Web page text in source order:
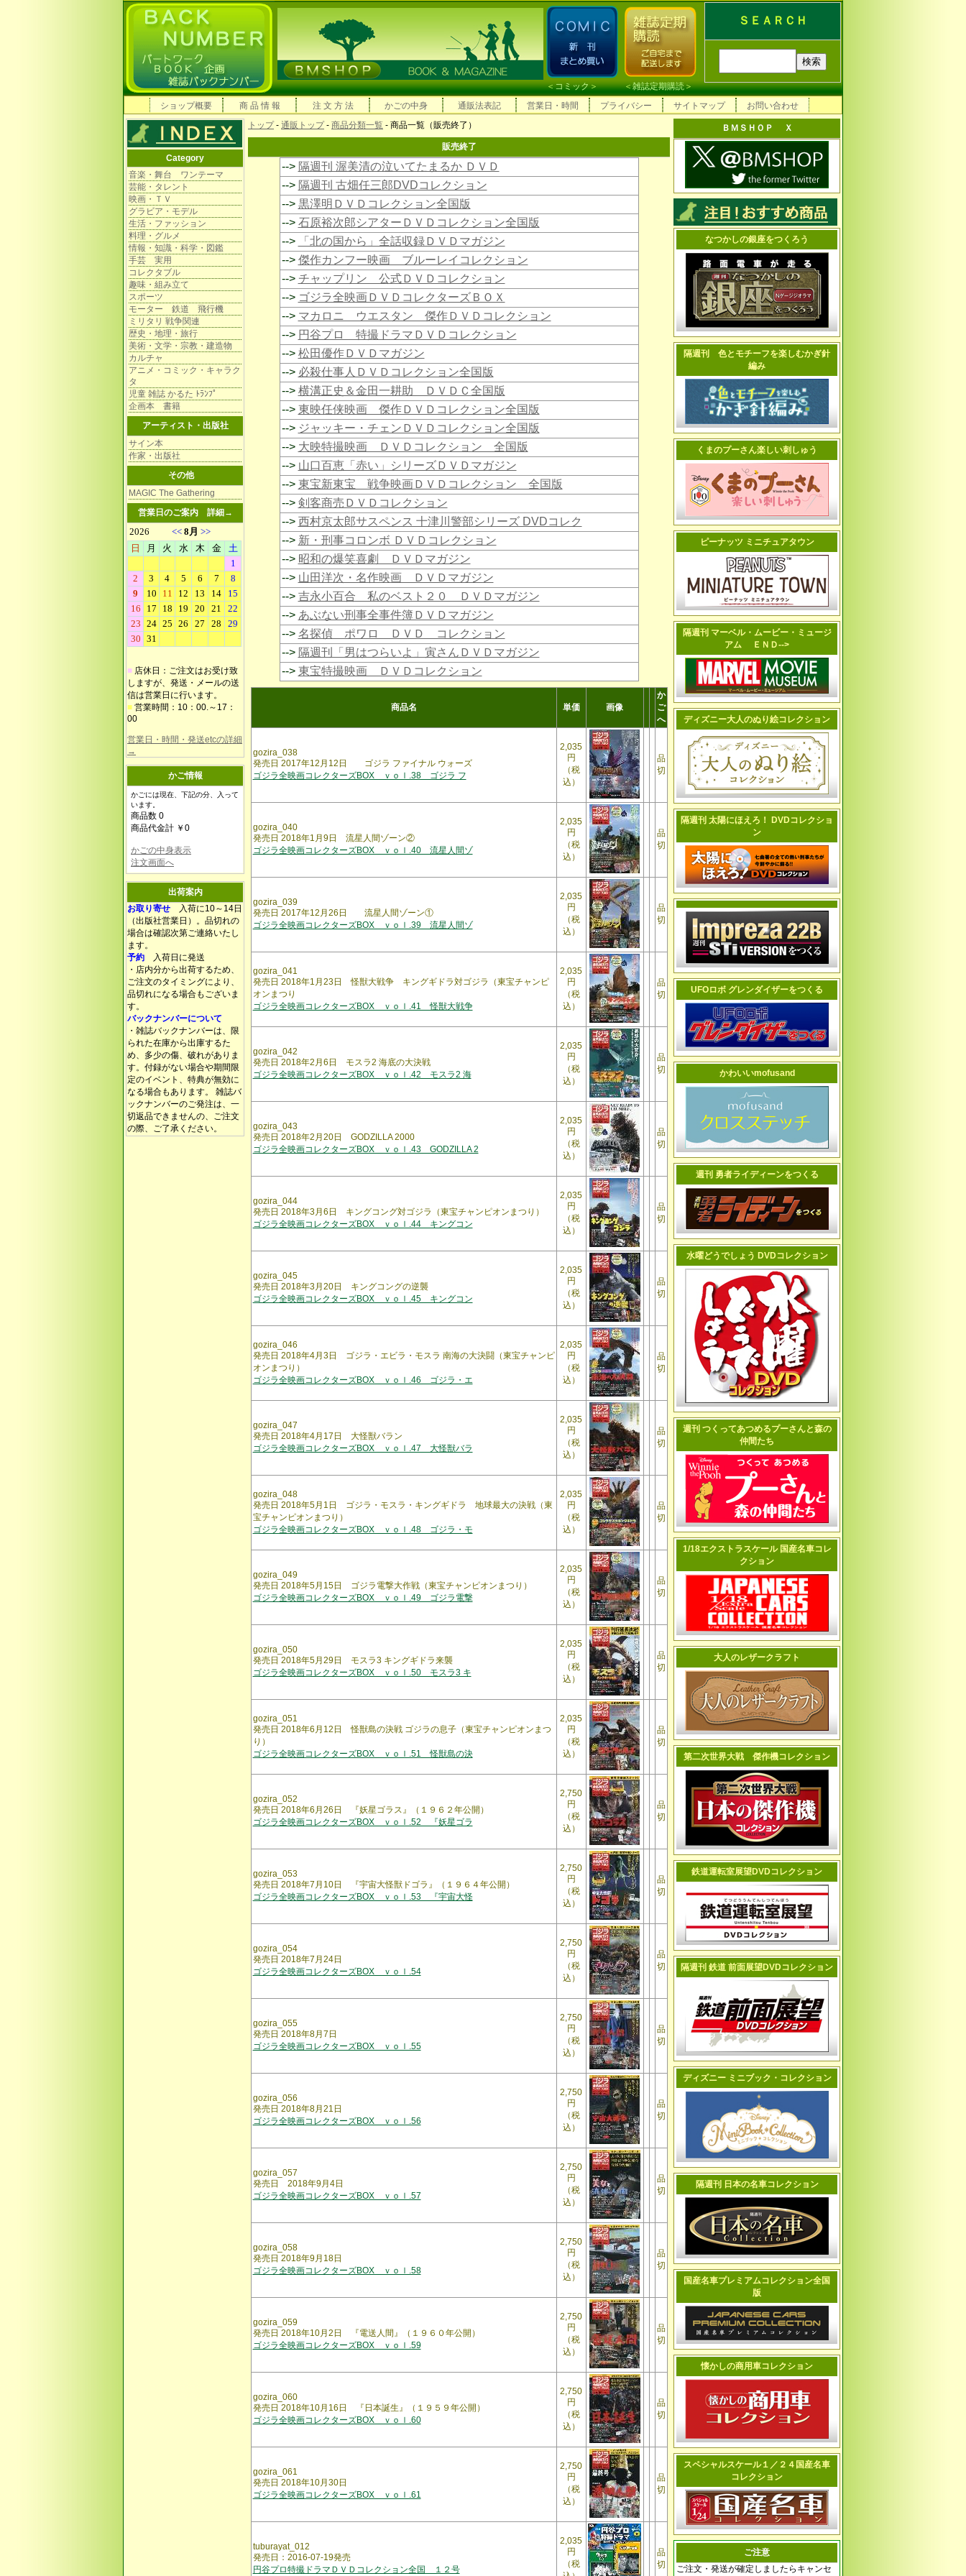
ＳＥＡＲＣＨ
＜コミック＞ ＜雑誌定期購読＞
ショップ概要
商 品 情 報 注 文 方 法 かごの中身 通販法表記 営業日・時間 プライバシー サイトマップ お問い合わせ
Category
音楽・舞台 ワンテーマ
芸能・タレント
映画・ＴＶ
グラビア・モデル
生活・ファッション
料理・グルメ
情報・知識・科学・図鑑
手芸 実用
コレクタブル
趣味・組み立て
スポーツ
モーター 鉄道 飛行機
ミリタリ 戦争関連
歴史・地理・旅行
美術・文学・宗教・建造物
カルチャ
アニメ・コミック・キャラク
タ
児童 雑誌 かるた ﾄﾗﾝﾌﾟ
企画本 書籍
アーティスト・出版社
サイン本
作家・出版社
その他
MAGIC The Gathering
営業日のご案内 詳細→
■ 店休日：ご注文はお受け致
しますが、発送・メールの送
信は営業日に行います。
■ 営業時間：10：00.～17：
00
営業日・時間・発送etcの詳細
→
かご情報
かごには現在、下記の分、入って
います。
商品数 0
商品代金計 ￥0
かごの中身表示
注文画面へ
出荷案内
お取り寄せ 入荷に10～14日
（出版社営業日）。品切れの
場合は確認次第ご連絡いたし
ます。
予約 入荷日に発送
・店内分から出荷するため、
ご注文のタイミングにより、
品切れになる場合もございま
す。
バックナンバーについて
・雑誌バックナンバーは、限
られた在庫から出庫するた
め、多少の傷、破れがありま
す。付録がない場合や期間限
定のイベント、特典が無効に
なる場合もあります。 雑誌バ
ックナンバーのご発注は、一
切返品できませんの、ご注文
の際、ご了承ください。
トップ- 通販トップ- 商品分類一覧 - 商品一覧（販売終了）
販売終了
--> 隔週刊 渥美清の泣いてたまるか ＤＶＤ
--> 隔週刊 古畑任三郎DVDコレクション
--> 黒澤明ＤＶＤコレクション全国版
--> 石原裕次郎シアターＤＶＤコレクション全国版
-->
「北の国から」全話収録ＤＶＤマガジン
--> 傑作カンフー映画 ブルーレイコレクション
--> チャップリン 公式ＤＶＤコレクション
--> ゴジラ全映画ＤＶＤコレクターズＢＯＸ
--> マカロニ ウエスタン 傑作ＤＶＤコレクション
--> 円谷プロ 特撮ドラマＤＶＤコレクション
--> 松田優作ＤＶＤマガジン
--> 必殺仕事人ＤＶＤコレクション全国版
--> 横溝正史＆金田一耕助 ＤＶＤＣ全国版
--> 東映任侠映画 傑作ＤＶＤコレクション全国版
--> ジャッキー・チェンＤＶＤコレクション全国版
--> 大映特撮映画 ＤＶＤコレクション 全国版
--> 山口百恵「赤い」シリーズＤＶＤマガジン
--> 東宝新東宝 戦争映画ＤＶＤコレクション 全国版
--> 剣客商売ＤＶＤコレクション
--> 西村京太郎サスペンス 十津川警部シリーズ DVDコレク
--> 新・刑事コロンボ ＤＶＤコレクション
--> 昭和の爆笑喜劇 ＤＶＤマガジン
--> 山田洋次・名作映画 ＤＶＤマガジン
--> 吉永小百合 私のベスト２０ ＤＶＤマガジン
--> あぶない刑事全事件簿ＤＶＤマガジン
--> 名探偵 ポワロ ＤＶＤ コレクション
--> 隔週刊「男はつらいよ」寅さんＤＶＤマガジン
--> 東宝特撮映画 ＤＶＤコレクション
商品名 単価 画像
か
ご
へ
gozira_038
発売日 2017年12月12日 ゴジラ ファイナル ウォーズ
ゴジラ全映画コレクターズBOX ｖｏｌ.38 ゴジラ フ
2,035
円
（税
込）
品
切
gozira_040
発売日 2018年1月9日 流星人間ゾーン②
ゴジラ全映画コレクターズBOX ｖｏｌ.40 流星人間ゾ
2,035
円
（税
込）
品
切
gozira_039
発売日 2017年12月26日 流星人間ゾーン①
ゴジラ全映画コレクターズBOX ｖｏｌ.39 流星人間ゾ
2,035
円
（税
込）
品
切
gozira_041
発売日 2018年1月23日 怪獣大戦争 キングギドラ対ゴジラ（東宝チャンピ
オンまつり
ゴジラ全映画コレクターズBOX ｖｏｌ.41 怪獣大戦争
2,035
円
（税
込）
品
切
gozira_042
発売日 2018年2月6日 モスラ2 海底の大決戦
ゴジラ全映画コレクターズBOX ｖｏｌ.42 モスラ2 海
2,035
円
（税
込）
品
切
gozira_043
発売日 2018年2月20日 GODZILLA 2000
ゴジラ全映画コレクターズBOX ｖｏｌ.43 GODZILLA 2
2,035
円
（税
込）
品
切
gozira_044
発売日 2018年3月6日 キングコング対ゴジラ（東宝チャンピオンまつり）
ゴジラ全映画コレクターズBOX ｖｏｌ.44 キングコン
2,035
円
（税
込）
品
切
gozira_045
発売日 2018年3月20日 キングコングの逆襲
ゴジラ全映画コレクターズBOX ｖｏｌ.45 キングコン
2,035
円
（税
込）
品
切
gozira_046
発売日 2018年4月3日 ゴジラ・エビラ・モスラ 南海の大決闘（東宝チャンピ
オンまつり）
ゴジラ全映画コレクターズBOX ｖｏｌ.46 ゴジラ・エ
2,035
円
（税
込）
品
切
gozira_047
発売日 2018年4月17日 大怪獣バラン
ゴジラ全映画コレクターズBOX ｖｏｌ.47 大怪獣バラ
2,035
円
（税
込）
品
切
gozira_048
発売日 2018年5月1日 ゴジラ・モスラ・キングギドラ 地球最大の決戦（東
宝チャンピオンまつり）
ゴジラ全映画コレクターズBOX ｖｏｌ.48 ゴジラ・モ
2,035
円
（税
込）
品
切
gozira_049
発売日 2018年5月15日 ゴジラ電撃大作戦（東宝チャンピオンまつり）
ゴジラ全映画コレクターズBOX ｖｏｌ.49 ゴジラ電撃
2,035
円
（税
込）
品
切
gozira_050
発売日 2018年5月29日 モスラ3 キングギドラ来襲
ゴジラ全映画コレクターズBOX ｖｏｌ.50 モスラ3 キ
2,035
円
（税
込）
品
切
gozira_051
発売日 2018年6月12日 怪獣島の決戦 ゴジラの息子（東宝チャンピオンまつ
り）
ゴジラ全映画コレクターズBOX ｖｏｌ.51 怪獣島の決
2,035
円
（税
込）
品
切
gozira_052
発売日 2018年6月26日 『妖星ゴラス』（１９６２年公開）
ゴジラ全映画コレクターズBOX ｖｏｌ.52 『妖星ゴラ
2,750
円
（税
込）
品
切
gozira_053
発売日 2018年7月10日 『宇宙大怪獣ドゴラ』（１９６４年公開）
ゴジラ全映画コレクターズBOX ｖｏｌ.53 『宇宙大怪
2,750
円
（税
込）
品
切
gozira_054
発売日 2018年7月24日
ゴジラ全映画コレクターズBOX ｖｏｌ.54
2,750
円
（税
込）
品
切
gozira_055
発売日 2018年8月7日
ゴジラ全映画コレクターズBOX ｖｏｌ.55
2,750
円
（税
込）
品
切
gozira_056
発売日 2018年8月21日
ゴジラ全映画コレクターズBOX ｖｏｌ.56
2,750
円
（税
込）
品
切
gozira_057
発売日 2018年9月4日
ゴジラ全映画コレクターズBOX ｖｏｌ.57
2,750
円
（税
込）
品
切
gozira_058
発売日 2018年9月18日
ゴジラ全映画コレクターズBOX ｖｏｌ.58
2,750
円
（税
込）
品
切
gozira_059
発売日 2018年10月2日 『電送人間』（１９６０年公開）
ゴジラ全映画コレクターズBOX ｖｏｌ.59
2,750
円
（税
込）
品
切
gozira_060
発売日 2018年10月16日 『日本誕生』（１９５９年公開）
ゴジラ全映画コレクターズBOX ｖｏｌ.60
2,750
円
（税
込）
品
切
gozira_061
発売日 2018年10月30日
ゴジラ全映画コレクターズBOX ｖｏｌ.61
2,750
円
（税
込）
品
切
tuburayat_012
発売日：2016-07-19発売
円谷プロ特撮ドラマＤＶＤコレクション全国 １２号
2,035
円
（税
品
切
ＢＭＳＨＯＰ Ｘ
なつかしの銀座をつくろう
隔週刊 色とモチーフを楽しむかぎ針
編み
くまのプーさん楽しい刺しゅう
ピーナッツ ミニチュアタウン
隔週刊 マーベル・ムービー・ミュージ
アム ＥＮＤ-->
ディズニー大人のぬり絵コレクション
隔週刊 太陽にほえろ！ DVDコレクショ
ン
UFOロボ グレンダイザーをつくる
かわいいmofusand
週刊 勇者ライディーンをつくる
水曜どうでしょう DVDコレクション
週刊 つくってあつめるプーさんと森の
仲間たち
1/18エクストラスケール 国産名車コレ
クション
大人のレザークラフト
第二次世界大戦 傑作機コレクション
鉄道運転室展望DVDコレクション
隔週刊 鉄道 前面展望DVDコレクション
ディズニー ミニブック・コレクション
隔週刊 日本の名車コレクション
国産名車プレミアムコレクション全国
版
懐かしの商用車コレクション
スペシャルスケール１／２４国産名車
コレクション
ご注意
ご注文・発送が確定しましたらキャンセ